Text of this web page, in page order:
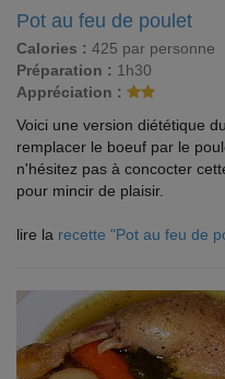
Pot au feu de poulet
Calories : 425 par personne
Préparation : 1h30
Appréciation :
Voici une version diététique
remplacer le boeuf par le
n'hésitez pas à concocter
pour mincir de plaisir.
lire la recette "Pot au feu de